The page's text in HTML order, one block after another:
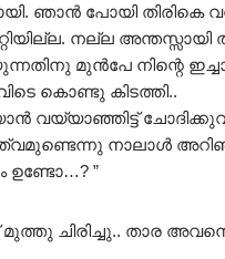
പോയി. ഞാൻ പോയി തിരികെ
നല്ല അന്തസ്സായി
മുൻപേ നിന്റെ
കൊണ്ടു കിടത്തി..
വയ്യാഞ്ഞിട്ട്
നാലാൾ
ഉണ്ടോ…? ”
ചിരിച്ചു.. താര